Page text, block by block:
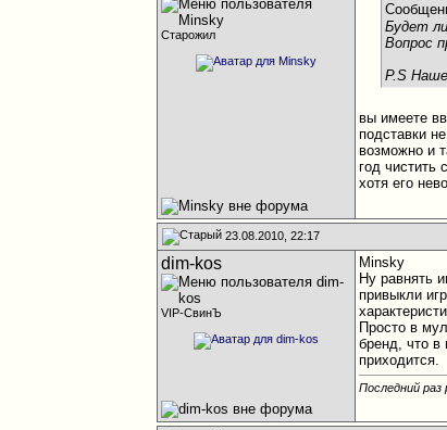
Старожил
Будет
Вопрос
P.S
вы имеете
подставки
возможно и
год чистить
хотя его
23.08.2010, 22:17
dim-kos
VIP-СвинЪ
Minsky
Ну равнять
привыкли
Просто в
бренд, что в
приходится.
Последний раз